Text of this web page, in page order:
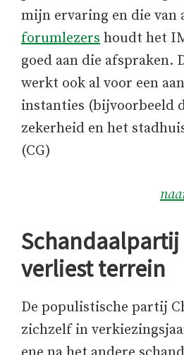
mijn ervaring en die van
forumlezers houdt het
goed aan die afspraken.
werkt ook al voor een
instanties (bijvoorbeeld
zekerheid en het
(CG)
Schandaalpartij
verliest terrein
De populistische partij
zichzelf in